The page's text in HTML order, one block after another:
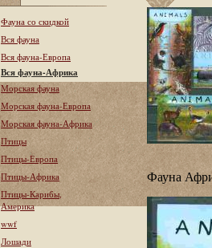
Фауна со скидкой
Вся фауна
Вся фауна-Европа
Вся фауна-Африка
Морская фауна
Морская фауна-Европа
Морская фауна-Африка
Птицы
Птицы-Европа
Птицы-Африка
Птицы-Карибы,
Америка
wwf
Лошади
Фауна